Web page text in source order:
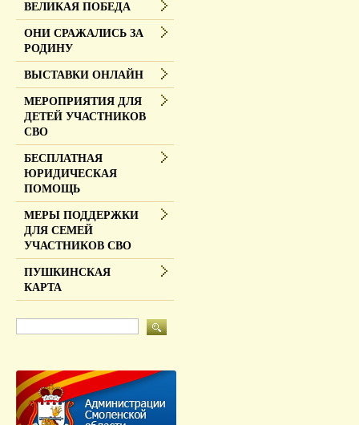
ВЕЛИКАЯ ПОБЕДА
ОНИ СРАЖАЛИСЬ ЗА
РОДИНУ
ВЫСТАВКИ ОНЛАЙН
МЕРОПРИЯТИЯ ДЛЯ
ДЕТЕЙ УЧАСТНИКОВ
СВО
БЕСПЛАТНАЯ
ЮРИДИЧЕСКАЯ
ПОМОЩЬ
МЕРЫ ПОДДЕРЖКИ
ДЛЯ СЕМЕЙ
УЧАСТНИКОВ СВО
ПУШКИНСКАЯ
КАРТА